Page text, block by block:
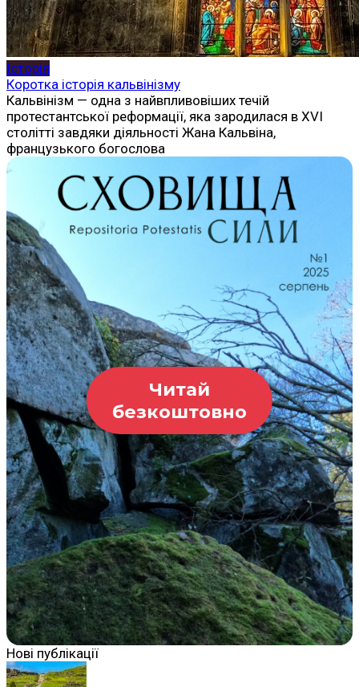
Історія
Коротка історія кальвінізму
Кальвінізм — одна з найвпливовіших течій
протестантської реформації, яка зародилася в XVI
столітті завдяки діяльності Жана Кальвіна,
французького богослова
Читай
безкоштовно
Нові публікації